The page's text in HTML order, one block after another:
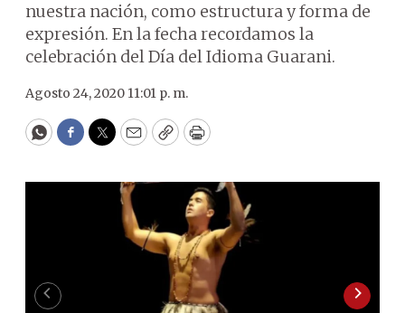
nuestra nación, como estructura y forma de
expresión. En la fecha recordamos la
celebración del Día del Idioma Guarani.
Agosto 24, 2020 11:01 p. m.
WhatsApp
Facebook
Twitter
EmailCopyPrint